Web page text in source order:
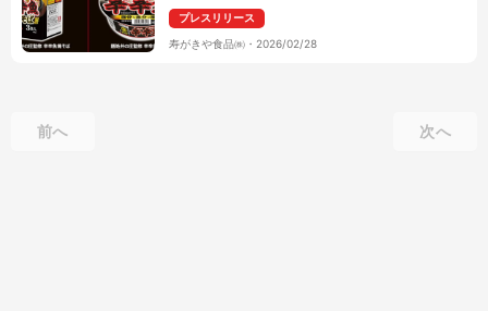
プレスリリース
寿がきや食品㈱・ 2026/02/28
前へ 次へ